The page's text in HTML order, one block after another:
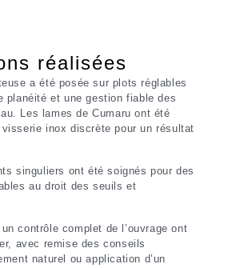
réalisées
a été posée sur plots réglables
planéité et une gestion fiable des
Les lames de Cumaru ont été
inox discrète pour un résultat
singuliers ont été soignés pour des
au droit des seuils et
contrôle complet de l’ouvrage ont
avec remise des conseils
naturel ou application d’un